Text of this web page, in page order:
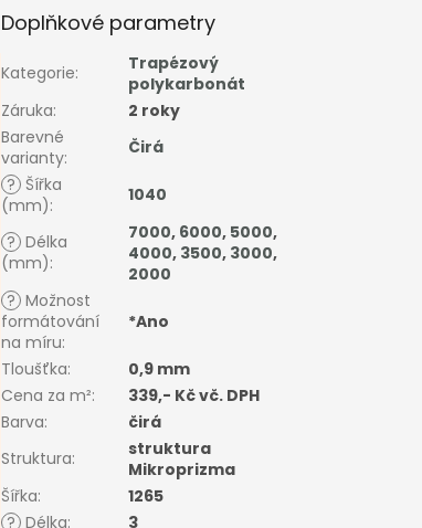
Doplňkové parametry
Kategorie:
Trapézový
polykarbonát
Záruka:
2 roky
Barevné
varianty:
Čirá
? Šířka
(mm): 1040
? Délka
(mm):
7000, 6000, 5000,
4000, 3500, 3000,
2000
? Možnost
formátování
na míru:
*Ano
Tloušťka:
0,9 mm
Cena za m²:
339,- Kč vč. DPH
Barva:
čirá
Struktura:
struktura
Mikroprizma
Šířka:
1265
? Délka:
3